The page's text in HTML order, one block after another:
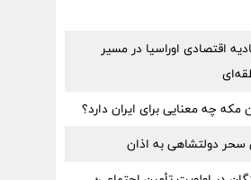
اقتصادی اوراسیا در مسیر
چه معنایی برای ایران دارد؟
سحر دولتشاهی به اذان